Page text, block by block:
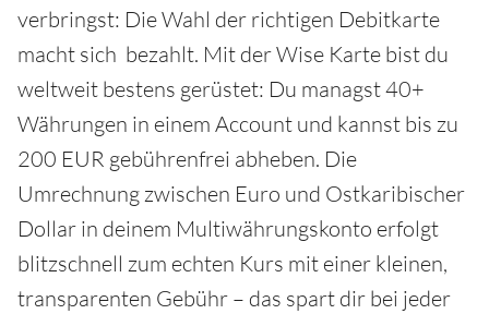
verbringst: Die Wahl der richtigen Debitkarte
macht sich bezahlt. Mit der Wise Karte bist du
weltweit bestens gerüstet: Du managst 40+
Währungen in einem Account und kannst bis zu
200 EUR gebührenfrei abheben. Die
Umrechnung zwischen Euro und Ostkaribischer
Dollar in deinem Multiwährungskonto erfolgt
blitzschnell zum echten Kurs mit einer kleinen,
transparenten Gebühr – das spart dir bei jeder